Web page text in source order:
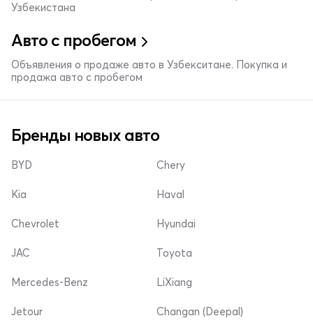
Узбекистана
Авто с пробегом
Объявления о продаже авто в Узбекситане. Покупка и
продажа авто с пробегом
Бренды новых авто
BYD
Kia
Chevrolet
Chery
Haval
Hyundai
JAC
Mercedes-Benz
Jetour
Toyota
LiXiang
Changan (Deepal)